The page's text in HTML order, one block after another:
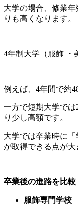
大学の場合、修業
りも高くなります。
4年制大学（服飾 ・
例えば、4年間で約
一方で短期大学では
り少し高額です。
大学では卒業時に「
が取得できる点が大
卒業後の進路を比較
服飾専門学校